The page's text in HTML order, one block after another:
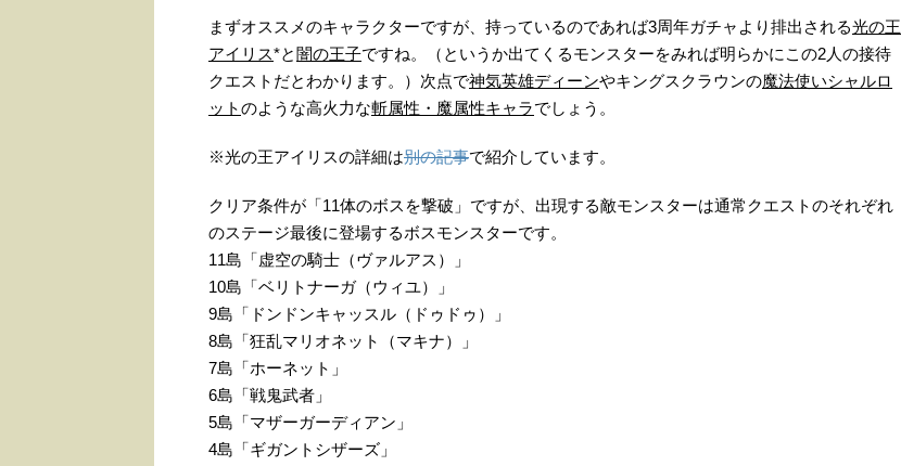
まずオススメのキャラクターですが、持っているのであれば3周年ガチャより排出される光の王
アイリス*と 闇の王子ですね。（というか出てくるモンスターをみれば明らかにこの2人の接待
クエストだとわかります。）次点で神気英雄ディーンやキングスクラウンの魔法使いシャルロ
ットのような高火力な斬属性・魔属性キャラでしょう。
※光の王アイリスの詳細は別の記事で紹介しています。
クリア条件が「11体のボスを撃破」ですが、出現する敵モンスターは通常クエストのそれぞれ
のステージ最後に登場するボスモンスターです。
11島「虚空の騎士（ヴァルアス）」
10島「ベリトナーガ（ウィユ）」
9島「ドンドンキャッスル（ドゥドゥ）」
8島「狂乱マリオネット（マキナ）」
7島「ホーネット」
6島「戦鬼武者」
5島「マザーガーディアン」
4島「ギガントシザーズ」